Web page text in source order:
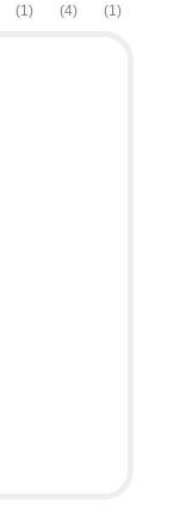
(1)
(4)
(1)